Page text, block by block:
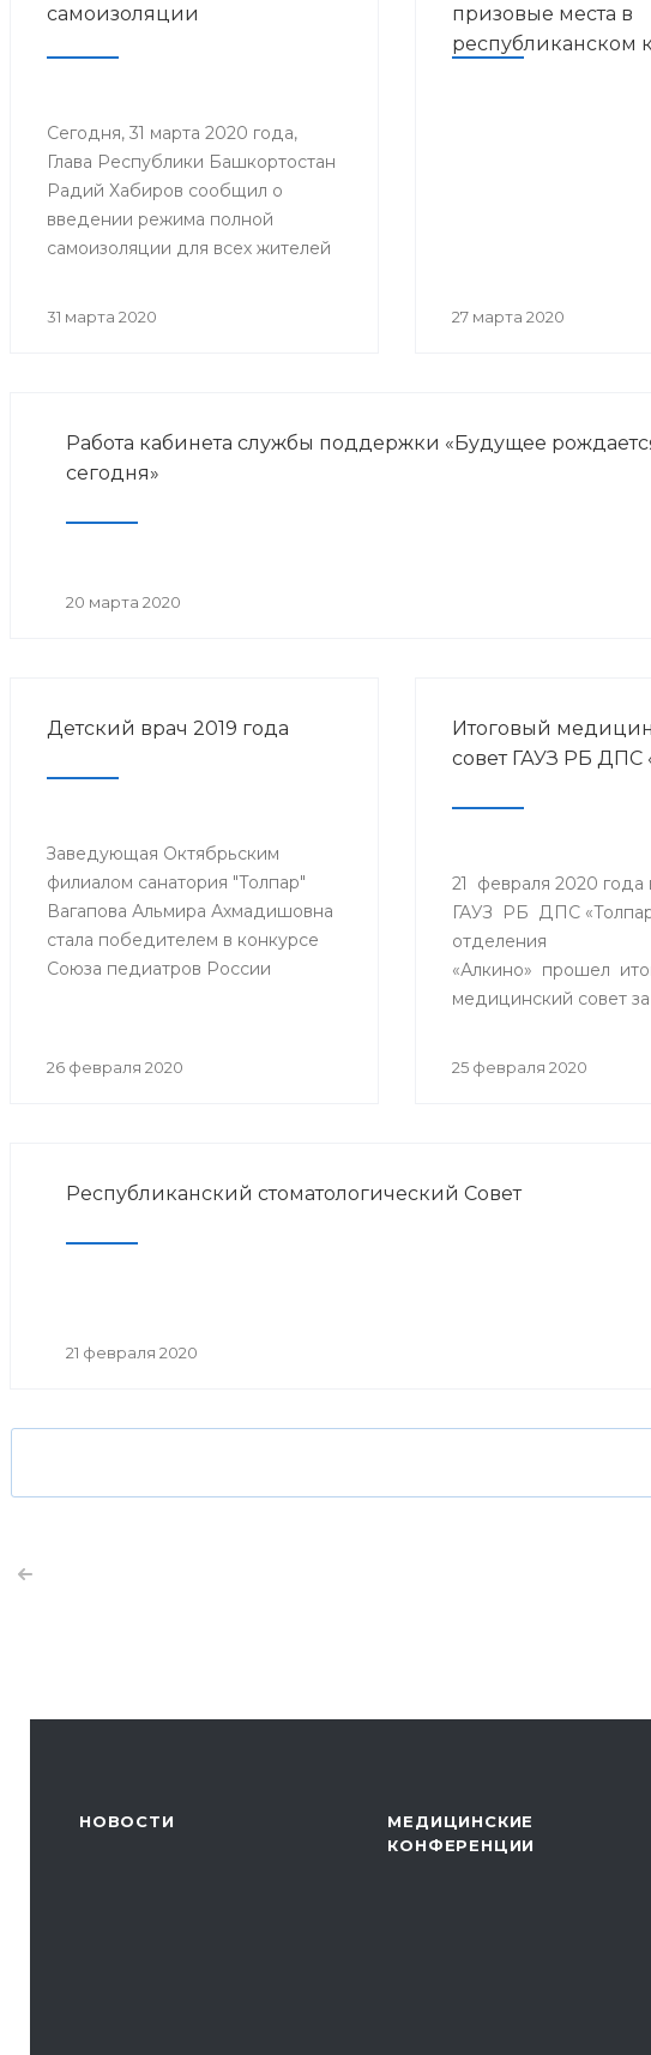
самоизоляции
Сегодня, 31 марта 2020 года,
Глава Республики Башкортостан
Радий Хабиров сообщил о
введении режима полной
самоизоляции для всех жителей
31 марта 2020
призовые места в
республиканском
27 марта 2020
Работа кабинета службы поддержки «Будущее
сегодня»
20 марта 2020
Детский врач 2019 года
Заведующая Октябрьским
филиалом санатория "Толпар"
Вагапова Альмира Ахмадишовна
стала победителем в конкурсе
Союза педиатров России
26 февраля 2020
Итоговый
совет ГАУЗ РБ ДПС
21 февраля 2020 года
ГАУЗ РБ ДПС
отделения
«Алкино» прошел
медицинский совет за
25 февраля 2020
Республиканский стоматологический Совет
21 февраля 2020
НОВОСТИ
МЕДИЦИНСКИЕ
КОНФЕРЕНЦИИ